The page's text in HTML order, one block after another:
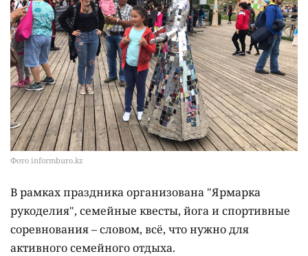
Фото informburo.kz
В рамках праздника организована "Ярмарка
рукоделия", семейные квесты, йога и спортивные
соревнования – словом, всё, что нужно для
активного семейного отдыха.